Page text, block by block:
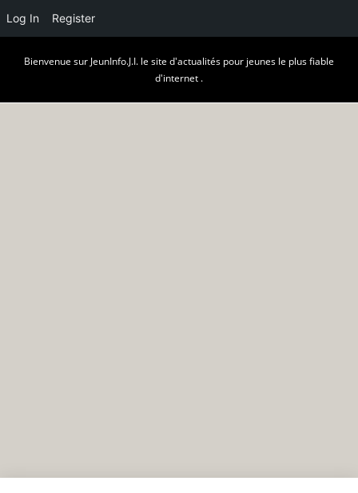
Log In Register
Bienvenue sur JeunInfo.J.I. le site d'actualités pour jeunes le plus fiable
d'internet .